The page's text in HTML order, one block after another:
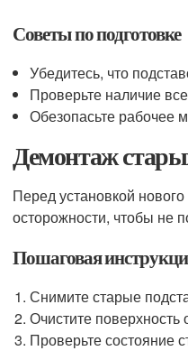
Советы по подготовке
Убедитесь, что
Проверьте наличие
Обезопасьте рабочее
Демонтаж
Перед установкой
осторожности, чтобы не
Пошаговая
Снимите старые
Очистите поверхность
Проверьте состояние